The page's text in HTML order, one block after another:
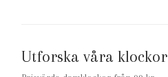
Utforska våra klockor